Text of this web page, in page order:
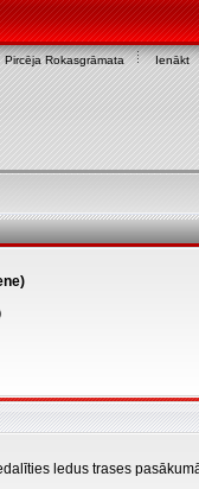
Pircēja Rokasgrāmata Ienākt
ledus trases